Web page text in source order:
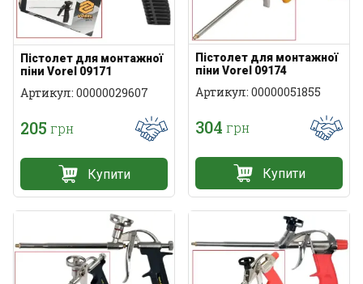
Пістолет для монтажної
піни Vorel 09171
Артикул: 00000029607
205 грн
Купити
Пістолет для монтажної
піни Vorel 09174
Артикул: 00000051855
304 грн
Купити